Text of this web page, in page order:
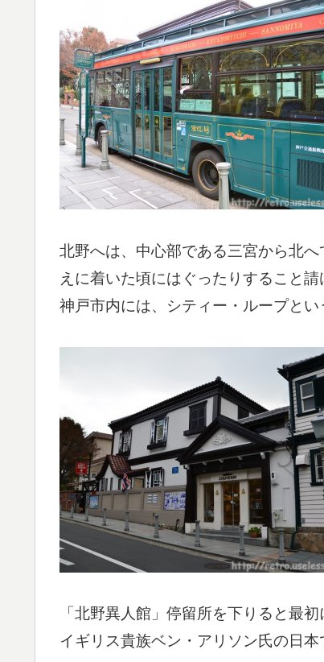
北野へは、中心部である三宮から北
えに着いた頃にはぐったりすること
神戸市内には、シティー・ループと
「北野異人館」停留所を下りると最
イギリス貴族ベン・アリソン氏の日本